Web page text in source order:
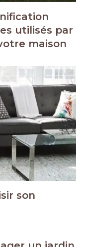
utilisés par
maison
son